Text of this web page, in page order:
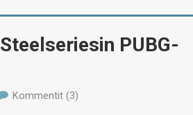
PUBG-
Kommentit (3)